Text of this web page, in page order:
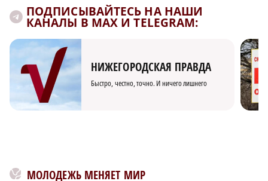
ПОДПИСЫВАЙТЕСЬ НА НАШИ
КАНАЛЫ В MAX И TELEGRAM:
НИЖЕГОРОДСКАЯ ПРАВДА
Быстро, честно, точно. И ничего лишнего
МОЛОДЕЖЬ МЕНЯЕТ МИР